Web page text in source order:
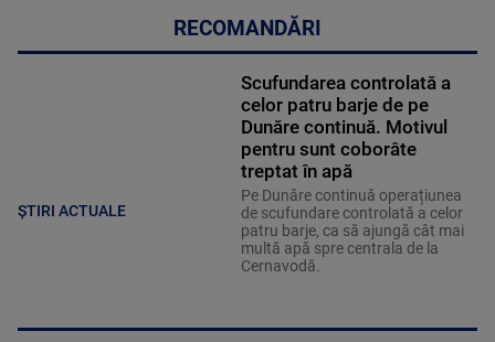
RECOMANDĂRI
ȘTIRI ACTUALE
Scufundarea controlată a
celor patru barje de pe
Dunăre continuă. Motivul
pentru sunt coborâte
treptat în apă
Pe Dunăre continuă operațiunea
de scufundare controlată a celor
patru barje, ca să ajungă cât mai
multă apă spre centrala de la
Cernavodă.